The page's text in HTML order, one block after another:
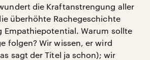
die Kraftanstrengung aller
überhöhte Rachegeschichte
Empathiepotential. Warum sollte
folgen? Wir wissen, er wird
sagt der Titel ja schon); wir